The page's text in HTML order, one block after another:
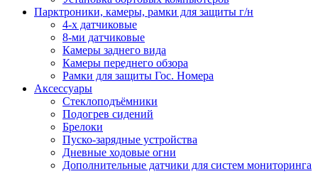
Парктроники, камеры, рамки для защиты г/н
4-х датчиковые
8-ми датчиковые
Камеры заднего вида
Камеры переднего обзора
Рамки для защиты Гос. Номера
Аксессуары
Стеклоподъёмники
Подогрев сидений
Брелоки
Пуско-зарядные устройства
Дневные ходовые огни
Дополнительные датчики для систем мониторинга